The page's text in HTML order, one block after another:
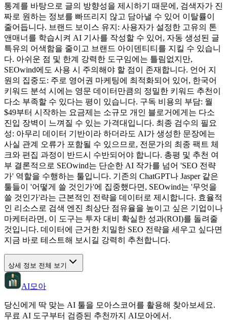
통계를 바탕으로 글의 방향성을 제시하기 때문에, 검색자가 진
짜로 원하는 정보를 빠뜨리지 않고 담아낼 수 있어 이탈률이
줄어듭니다. 브랜드 보이스 유지: 사용자가 설정한 고유의 톤
앤매너를 학습시켜 AI 기사를 작성할 수 있어, 자동 생성된 글
특유의 어색함을 줄이고 브랜드 아이덴티티를 지킬 수 있습니
다. 아쉬운 점 및 한계 강력한 도구임에는 틀림없지만,
SEOwind에도 사용 시 주의해야 할 점이 존재합니다. 언어 지
원의 집중도: 주로 영어권 마케팅에 최적화되어 있어, 한국어
키워드 분석 시에는 영문 데이터만큼의 정밀한 키워드 추천이
다소 부족할 수 있다는 평이 있습니다. 구독 비용의 부담: 월
$49부터 시작하는 요금제는 소규모 개인 블로거에게는 다소
진입 장벽이 느껴질 수 있는 가격대입니다. 최종 검수의 필요
성: 아무리 데이터 기반이라 하더라도 AI가 생성한 문장에는
사실 관계 오류가 포함될 수 있으므로, 전문가의 최종 팩트 체
크와 편집 과정이 반드시 수반되어야 합니다. 총평 및 추천 여
부 결론적으로 SEOwind는 단순한 AI 작가를 넘어 'SEO 전략
가' 역할을 수행하는 툴입니다. 기존의 ChatGPT나 Jasper 같은
툴들이 '어떻게 쓸 것인가'에 집중했다면, SEOwind는 '무엇을
쓸 것인가'라는 근본적인 전략을 데이터로 제시합니다. 효율적
인 리소스로 검색 엔진 최상단 점유율을 높이고 싶은 기업이나
마케터라면, 이 도구는 투자 대비 확실한 성과(ROI)를 돌려줄
것입니다. 데이터에 근거한 치밀한 SEO 전략을 세우고 싶다면
지금 바로 테스트해 보시길 강력히 추천합니다.
상세 정보 전체 보기
AI모아
당신에게 딱 맞는 AI 툴을 모아스코어를 활용해 찾아보세요.
무료 AI 도구부터 검증된 추천까지 AI모아에서.